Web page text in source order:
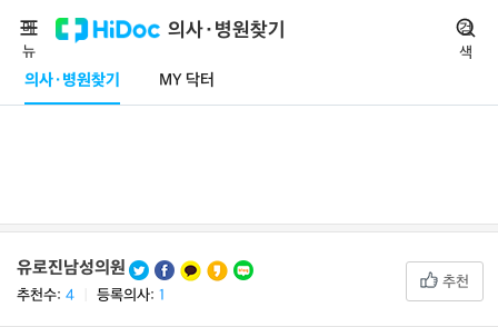
의사·병원찾기
의사·병원찾기 MY 닥터
메
뉴
검
색
유로진남성의원
추천수: 4 등록의사: 1
추천